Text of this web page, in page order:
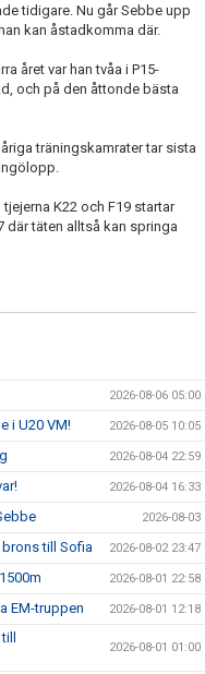
tidigare. Nu går Sebbe upp
kan åstadkomma där.
året var han tvåa i P15-
och på den åttonde bästa
träningskamrater tar sista
K22 och F19 startar
där täten alltså kan springa
2026-08-06 05:00
i U20 VM! 2026-08-05 10:05
2026-08-04 22:59
2026-08-04 16:33
2026-08-03
till Sofia 2026-08-02 23:47
2026-08-01 22:58
EM-truppen 2026-08-01 12:18
2026-08-01 01:00